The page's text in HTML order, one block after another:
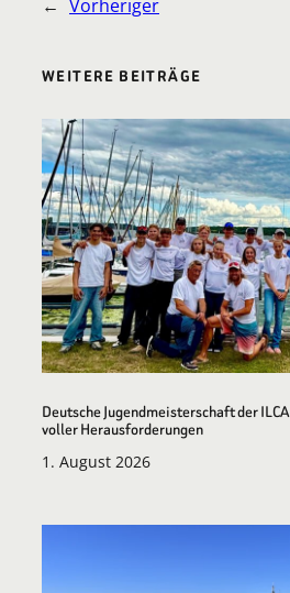
← Vorheriger
WEITERE BEITRÄGE
Deutsche Jugendmeisterschaft der
voller Herausforderungen
1. August 2026